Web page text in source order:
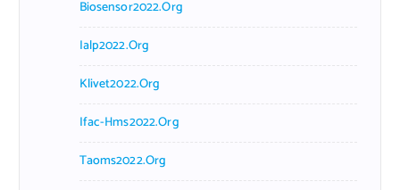
Biosensor2022.org
Ialp2022.org
Klivet2022.org
Ifac-Hms2022.org
Taoms2022.org